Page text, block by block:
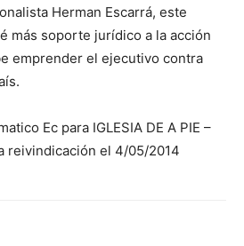
Herman Escarrá, este
más soporte jurídico a la acción
emprender el ejecutivo contra
Ec para IGLESIA DE A PIE –
reivindicación el 4/05/2014